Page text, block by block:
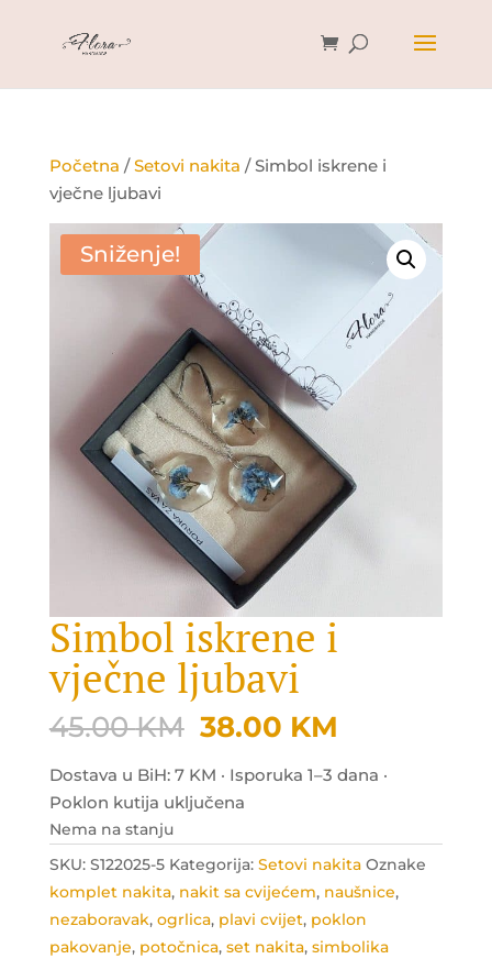
Početna /Setovi nakita / Simbol iskrene i
vječne ljubavi
Sniženje!
Simbol iskrene i
vječne ljubavi
45.00KM Original
was:
45.00 KM.
38.00 KM
is:
Dostava u BiH: 7 KM · Isporuka 1–3 dana ·
Poklon kutija uključena
Nema na stanju
SKU: S122025-5 Kategorija: Setovi nakita Oznake
komplet nakita, nakit sa cvijećem, naušnice,
nezaboravak, ogrlica, plavi cvijet, poklon
pakovanje, potočnica, set nakita, simbolika